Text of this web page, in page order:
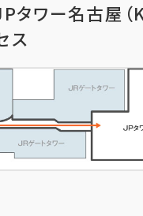
タワー名古屋（
ス